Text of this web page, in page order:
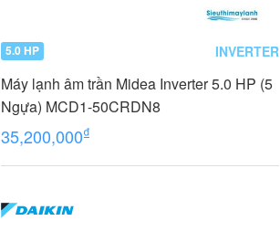
5.0 HP INVERTER
Máy lạnh âm trần Midea Inverter 5.0 HP (5
Ngựa) MCD1-50CRDN8
35,200,000₫